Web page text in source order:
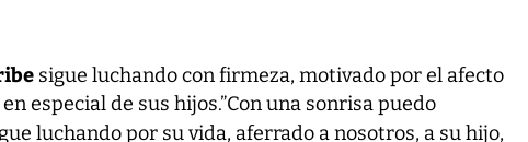
sigue luchando con firmeza, motivado por el afecto
especial de sus hijos.”Con una sonrisa puedo
luchando por su vida, aferrado a nosotros, a su hijo,